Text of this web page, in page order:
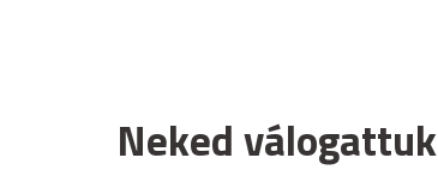
Neked válogattuk